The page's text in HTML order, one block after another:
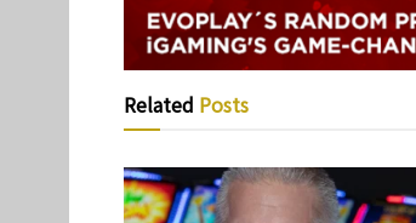
Related Posts